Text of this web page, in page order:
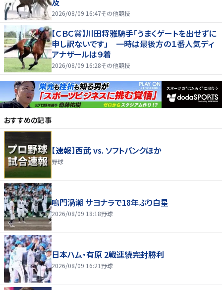
2026/08/09 16:47その他競技
【ＣＢＣ賞】川田将雅騎手「うまくゲートを出せずに
申し訳ないです」 一時は最後方の１番人気ディ
アナザールは９着
2026/08/09 16:28その他競技
おすすめの記事
【速報】西武 vs. ソフトバンクほか
野球
鳴門渦潮 サヨナラで18年ぶり白星
2026/08/09 18:18野球
日本ハム・有原 2戦連続完封勝利
2026/08/09 16:21 野球